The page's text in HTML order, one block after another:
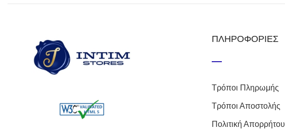
ΠΛΗΡΟΦΟΡΙΕΣ
Τρόποι Πληρωμής
Τρόποι Αποστολής
Πολιτική Απορρήτου